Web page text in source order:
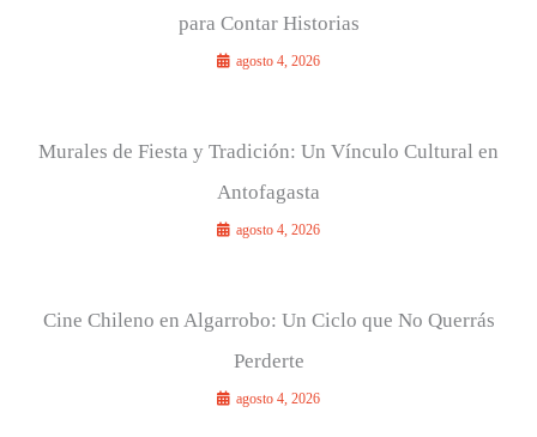
para Contar Historias
agosto 4, 2026
Murales de Fiesta y Tradición: Un Vínculo Cultural en
Antofagasta
agosto 4, 2026
Cine Chileno en Algarrobo: Un Ciclo que No Querrás
Perderte
agosto 4, 2026